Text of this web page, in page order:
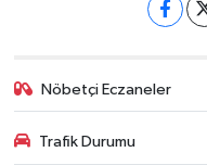
Nöbetçi Eczaneler
Trafik Durumu